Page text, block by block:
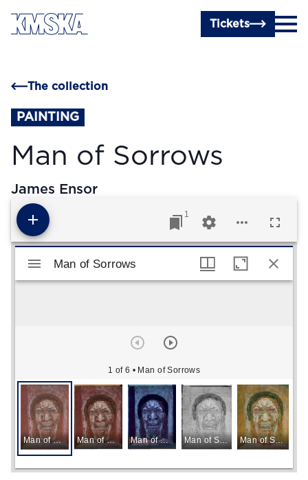
Skip to main content
Tickets
The collection
PAINTING
Man of Sorrows
James Ensor
1
Mirador viewer
Man of Sorrows
1 of 6 • Man of Sorrows
Man of Sorrows Man of Sorrows Man of Sorrows Man of Sorrows Man of Sorrows
Man of Sorrows